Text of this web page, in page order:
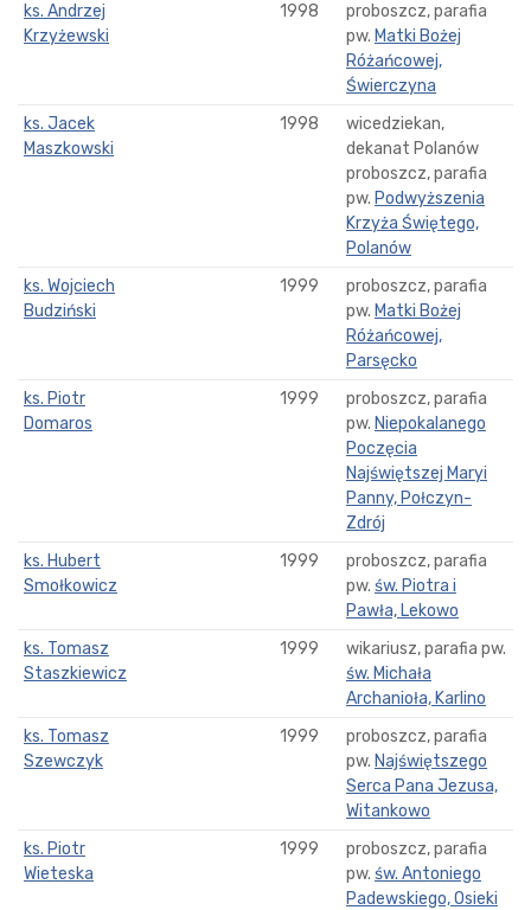
ks. Andrzej
Krzyżewski
1998
proboszcz, parafia
pw. Matki Bożej
Różańcowej,
Świerczyna
ks. Jacek
Maszkowski
1998
wicedziekan,
dekanat Polanów
proboszcz, parafia
pw. Podwyższenia
Krzyża Świętego,
Polanów
ks. Wojciech
Budziński
1999
proboszcz, parafia
pw. Matki Bożej
Różańcowej,
Parsęcko
ks. Piotr
Domaros
1999
proboszcz, parafia
pw. Niepokalanego
Poczęcia
Najświętszej Maryi
Panny, Połczyn-
Zdrój
ks. Hubert
Smołkowicz
1999
proboszcz, parafia
pw. św. Piotra i
Pawła, Lekowo
ks. Tomasz
Staszkiewicz
1999
wikariusz, parafia pw.
św. Michała
Archanioła, Karlino
ks. Tomasz
Szewczyk
1999
proboszcz, parafia
pw. Najświętszego
Serca Pana Jezusa,
Witankowo
ks. Piotr
Wieteska
1999
proboszcz, parafia
pw. św. Antoniego
Padewskiego, Osieki